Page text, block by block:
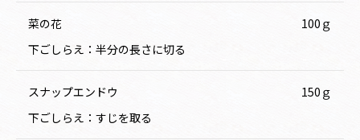
菜の花
100ｇ
下ごしらえ：半分の長さに切る
スナップエンドウ
150ｇ
下ごしらえ：すじを取る